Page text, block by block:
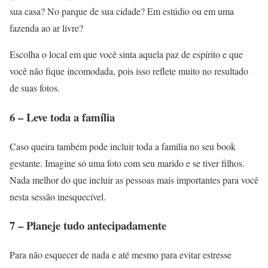
sua casa? No parque de sua cidade? Em estúdio ou em uma
fazenda ao ar livre?
Escolha o local em que você sinta aquela paz de espírito e que
você não fique incomodada, pois isso reflete muito no resultado
de suas fotos.
6 – Leve toda a família
Caso queira também pode incluir toda a família no seu book
gestante. Imagine só uma foto com seu marido e se tiver filhos.
Nada melhor do que incluir as pessoas mais importantes para você
nesta sessão inesquecível.
7 – Planeje tudo antecipadamente
Para não esquecer de nada e até mesmo para evitar estresse